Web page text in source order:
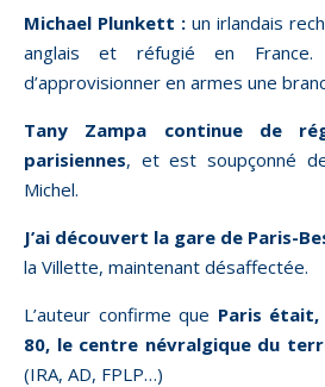
Michael Plunkett : un irlandais
anglais et réfugié en
d’approvisionner en armes une
Tany Zampa continue de
parisiennes, et est soupçonné
Michel.
J’ai découvert la gare de Paris-
la Villette, maintenant désaffectée.
L’auteur confirme que Paris était,
80, le centre névralgique du
(IRA, AD, FPLP…)